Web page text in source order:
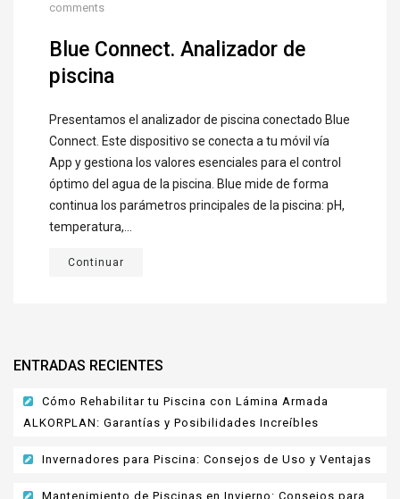
comments
Blue Connect. Analizador de
piscina
Presentamos el analizador de piscina conectado Blue
Connect. Este dispositivo se conecta a tu móvil vía
App y gestiona los valores esenciales para el control
óptimo del agua de la piscina. Blue mide de forma
continua los parámetros principales de la piscina: pH,
temperatura,...
Continuar
ENTRADAS RECIENTES
Cómo Rehabilitar tu Piscina con Lámina Armada
ALKORPLAN: Garantías y Posibilidades Increíbles
Invernadores para Piscina: Consejos de Uso y Ventajas
Mantenimiento de Piscinas en Invierno: Consejos para